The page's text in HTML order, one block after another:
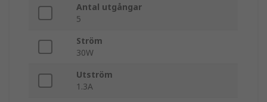
Antal utgångar
5
Ström
30W
Utström
1.3A